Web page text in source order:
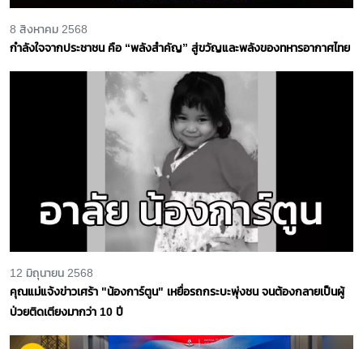
8 สิงหาคม 2568
กำลังใจจากประชาชน คือ “พลังสำคัญ” สู่ขวัญและพลังของทหารอากาศไทย
12 มิถุนายน 2568
คุณแม่แจ้งข่าวเศร้า "น้องการ์ตูน" เหยื่อรถกระบะพุ่งชน จนต้องกลายเป็นผู้
ป่วยติดเตียงมากว่า 10 ปี